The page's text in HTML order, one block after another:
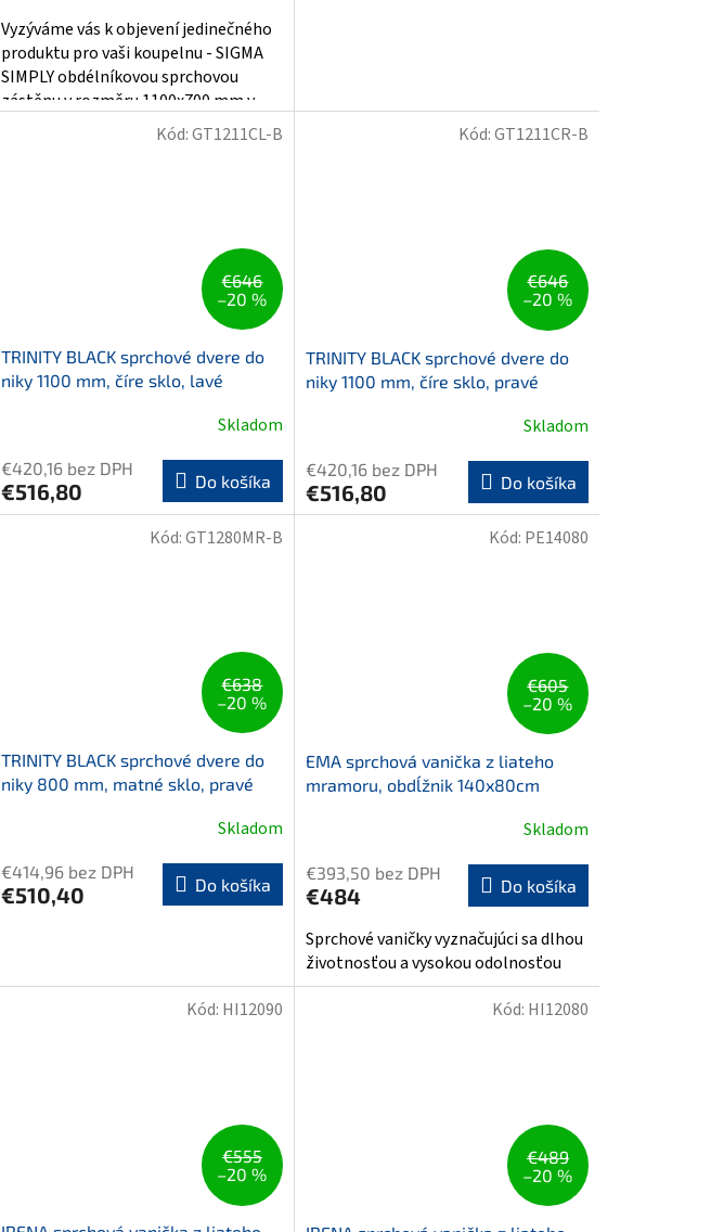
Vyzýváme vás k objevení jedinečného
produktu pro vaši koupelnu - SIGMA
SIMPLY obdélníkovou sprchovou
zástěnu v rozměru 1100x700 mm v
€646
–20 %
TRINITY BLACK sprchové dvere do
niky 1100 mm, číre sklo, lavé
Skladom
€420,16 bez DPH
€516,80 Do košíka
Kód:GT1211CL-B
€646
–20 %
TRINITY BLACK sprchové dvere do
niky 1100 mm, číre sklo, pravé
Skladom
€420,16 bez DPH
€516,80 Do košíka
Kód:GT1211CR-B
€638
–20 %
TRINITY BLACK sprchové dvere do
niky 800 mm, matné sklo, pravé
Skladom
€414,96 bez DPH
€510,40 Do košíka
Kód:GT1280MR-B
€605
–20 %
EMA sprchová vanička z liateho
mramoru, obdĺžnik 140x80cm
Skladom
€393,50 bez DPH
€484 Do košíka
Sprchové vaničky vyznačujúci sa dlhou
životnosťou a vysokou odolnosťou
Kód: PE14080
€555
–20 %
Kód: HI12090
€489
–20 %
Kód: HI12080